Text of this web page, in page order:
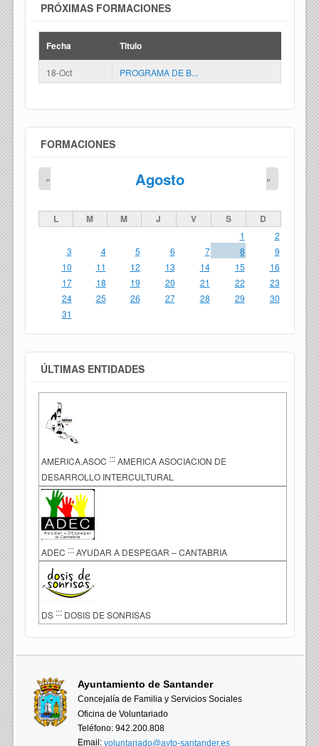
PRÓXIMAS FORMACIONES
Fecha Titulo
18-Oct PROGRAMA DE B...
FORMACIONES
Agosto
« »
L M M J V S D
1
2
3
4 5 6 7 8
9
10
11 12 13 14 15
16
17
18 19 20 21 22
23
24
25 26 27 28 29
30
31
ÚLTIMAS ENTIDADES
AMERICA.ASOC ::: AMERICA ASOCIACION DE
DESARROLLO INTERCULTURAL
ADEC ::: AYUDAR A DESPEGAR – CANTABRIA
DS ::: DOSIS DE SONRISAS
Ayuntamiento de Santander
Concejalía de Familia y Servicios Sociales
Oficina de Voluntariado
Teléfono: 942.200.808
Email:voluntariado@ayto-santander.es